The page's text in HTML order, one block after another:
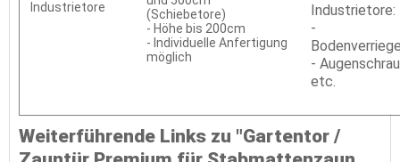
Industrietore
(Schiebetore)
- Höhe bis 200cm
- Individuelle Anfertigung
möglich
Industrietore:
-
-
etc.
Weiterführende Links zu "Gartentor /